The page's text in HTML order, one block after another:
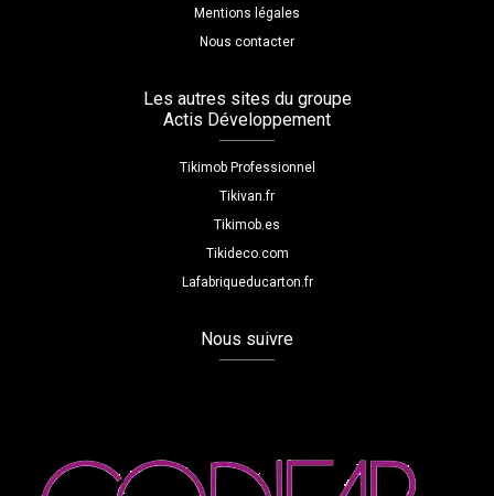
Mentions légales
Nous contacter
Les autres sites du groupe
Actis Développement
Tikimob Professionnel
Tikivan.fr
Tikimob.es
Tikideco.com
Lafabriqueducarton.fr
Nous suivre